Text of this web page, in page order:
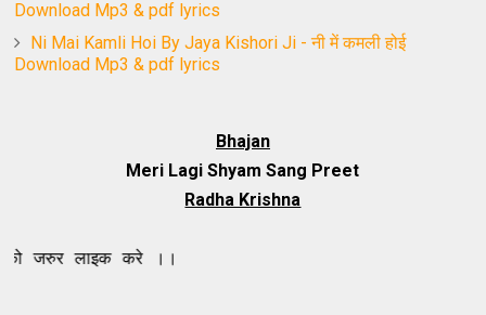
Download Mp3 & pdf lyrics
Ni Mai Kamli Hoi By Jaya Kishori Ji - नी में कमली होई
Download Mp3 & pdf lyrics
Bhajan
Meri Lagi Shyam Sang Preet
Radha Krishna
करे ।।